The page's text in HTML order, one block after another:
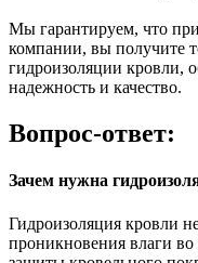
Мы гарантируем, что
компании, вы получите
гидроизоляции кровли,
надежность и качество.
Вопрос-ответ:
Зачем нужна
Гидроизоляция кровли
проникновения влаги